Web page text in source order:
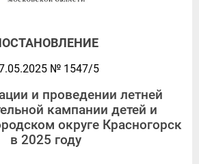
№ 1547/5
и проведении летней
кампании детей и
округе Красногорск
в 2025 году